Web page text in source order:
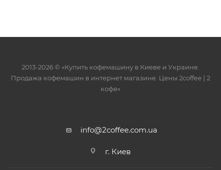
2013-2026 © «Купить кофемашину в Киеве и Украине.
Продажа кофемашин в интернет магазине. Цены 2сoffee | 2
кофе»
info@2coffee.com.ua
г. Киев